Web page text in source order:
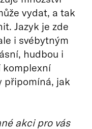
vydat, a tak
Jazyk je zde
i svébytným
hudbou i
komplexní
připomíná, jak
akci pro vás